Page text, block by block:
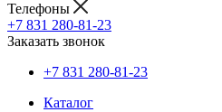
Телефоны
+7 831 280-81-23
Заказать звонок
+7 831 280-81-23
Каталог